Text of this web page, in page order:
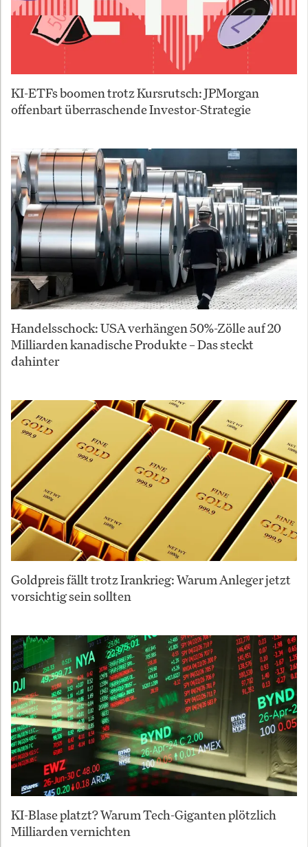
KI-ETFs boomen trotz Kursrutsch: JPMorgan
offenbart überraschende Investor-Strategie
Handelsschock: USA verhängen 50%-Zölle auf 20
Milliarden kanadische Produkte – Das steckt
dahinter
Goldpreis fällt trotz Irankrieg: Warum Anleger jetzt
vorsichtig sein sollten
KI-Blase platzt? Warum Tech-Giganten plötzlich
Milliarden vernichten